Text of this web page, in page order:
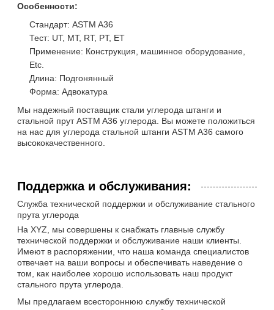
Особенности:
Стандарт: ASTM A36
Тест: UT, MT, RT, PT, ET
Применение: Конструкция, машинное оборудование,
Etc.
Длина: Подгонянный
Форма: Адвокатура
Мы надежный поставщик стали углерода штанги и
стальной прут ASTM A36 углерода. Вы можете положиться
на нас для углерода стальной штанги ASTM A36 самого
высококачественного.
Поддержка и обслуживания:
Служба технической поддержки и обслуживание стального
прута углерода
На XYZ, мы совершены к снабжать главные службу
технической поддержки и обслуживание наши клиенты.
Имеют в распоряжении, что наша команда специалистов
отвечает на ваши вопросы и обеспечивать наведение о
том, как наиболее хорошо использовать наш продукт
стального прута углерода.
Мы предлагаем всестороннюю службу технической